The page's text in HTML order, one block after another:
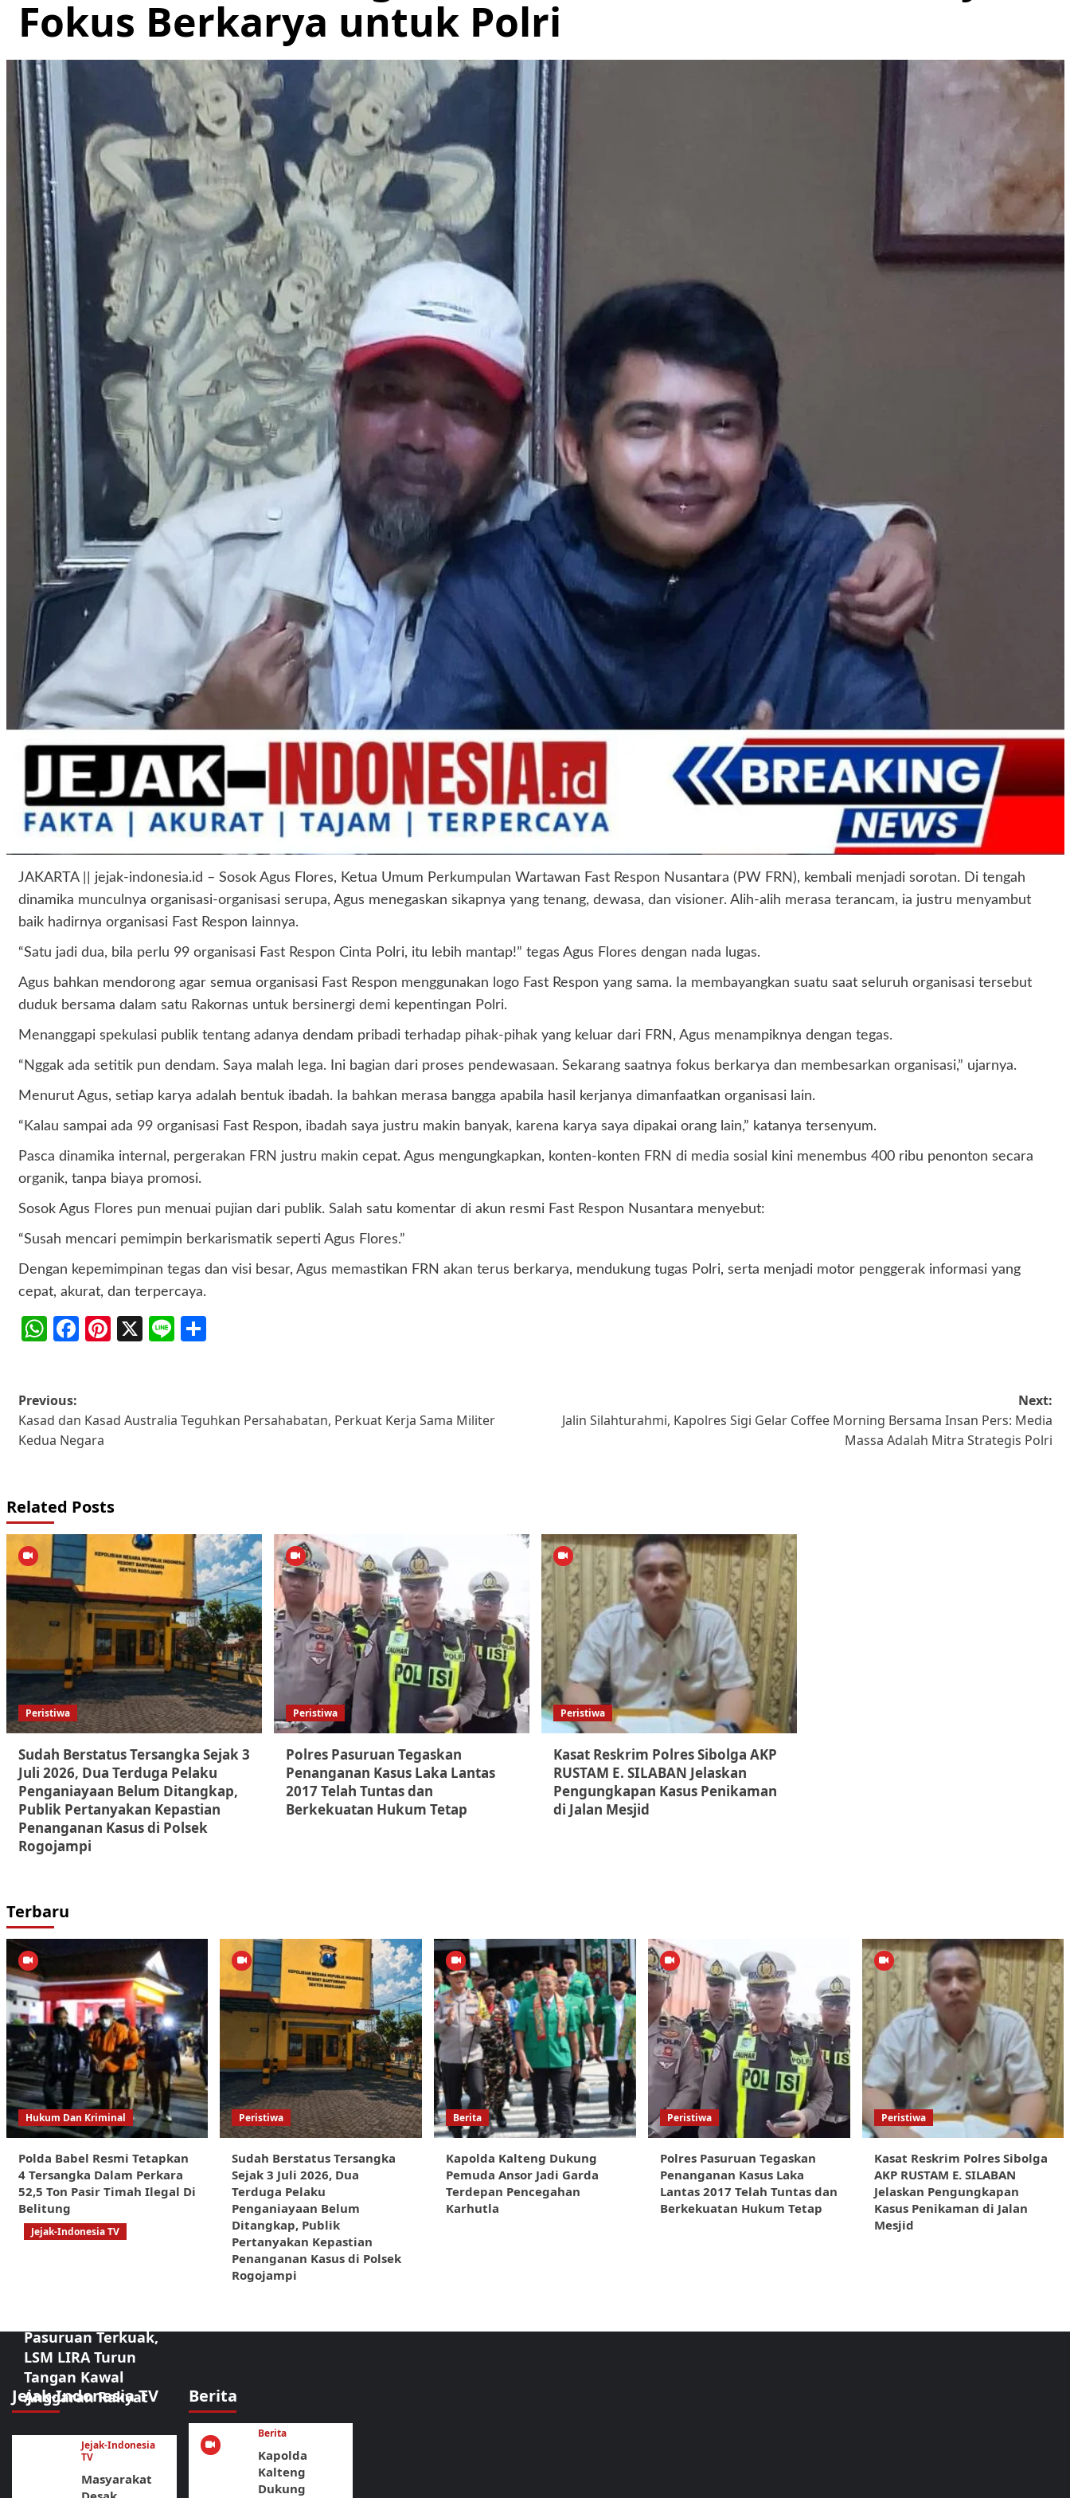
Fokus Berkarya untuk Polri
JAKARTA || jejak-indonesia.id – Sosok Agus Flores, Ketua Umum Perkumpulan Wartawan Fast Respon Nusantara (PW FRN), kembali menjadi sorotan. Di tengah
dinamika munculnya organisasi-organisasi serupa, Agus menegaskan sikapnya yang tenang, dewasa, dan visioner. Alih-alih merasa terancam, ia justru menyambut
baik hadirnya organisasi Fast Respon lainnya.
“Satu jadi dua, bila perlu 99 organisasi Fast Respon Cinta Polri, itu lebih mantap!” tegas Agus Flores dengan nada lugas.
Agus bahkan mendorong agar semua organisasi Fast Respon menggunakan logo Fast Respon yang sama. Ia membayangkan suatu saat seluruh organisasi tersebut
duduk bersama dalam satu Rakornas untuk bersinergi demi kepentingan Polri.
Menanggapi spekulasi publik tentang adanya dendam pribadi terhadap pihak-pihak yang keluar dari FRN, Agus menampiknya dengan tegas.
“Nggak ada setitik pun dendam. Saya malah lega. Ini bagian dari proses pendewasaan. Sekarang saatnya fokus berkarya dan membesarkan organisasi,” ujarnya.
Menurut Agus, setiap karya adalah bentuk ibadah. Ia bahkan merasa bangga apabila hasil kerjanya dimanfaatkan organisasi lain.
“Kalau sampai ada 99 organisasi Fast Respon, ibadah saya justru makin banyak, karena karya saya dipakai orang lain,” katanya tersenyum.
Pasca dinamika internal, pergerakan FRN justru makin cepat. Agus mengungkapkan, konten-konten FRN di media sosial kini menembus 400 ribu penonton secara
organik, tanpa biaya promosi.
Sosok Agus Flores pun menuai pujian dari publik. Salah satu komentar di akun resmi Fast Respon Nusantara menyebut:
“Susah mencari pemimpin berkarismatik seperti Agus Flores.”
Dengan kepemimpinan tegas dan visi besar, Agus memastikan FRN akan terus berkarya, mendukung tugas Polri, serta menjadi motor penggerak informasi yang
cepat, akurat, dan terpercaya.
WhatsApp
Facebook
Pinterest
X Line
Post
navigation
Previous:
Kasad dan Kasad Australia Teguhkan Persahabatan, Perkuat Kerja Sama Militer
Kedua Negara
Next:
Jalin Silahturahmi, Kapolres Sigi Gelar Coffee Morning Bersama Insan Pers: Media
Massa Adalah Mitra Strategis Polri
Related Posts
Peristiwa
Sudah Berstatus Tersangka Sejak 3
Juli 2026, Dua Terduga Pelaku
Penganiayaan Belum Ditangkap,
Publik Pertanyakan Kepastian
Penanganan Kasus di Polsek
Rogojampi
Peristiwa
Polres Pasuruan Tegaskan
Penanganan Kasus Laka Lantas
2017 Telah Tuntas dan
Berkekuatan Hukum Tetap
Peristiwa
Kasat Reskrim Polres Sibolga AKP
RUSTAM E. SILABAN Jelaskan
Pengungkapan Kasus Penikaman
di Jalan Mesjid
Terbaru
Hukum Dan Kriminal
Polda Babel Resmi Tetapkan
4 Tersangka Dalam Perkara
52,5 Ton Pasir Timah Ilegal Di
Belitung
Peristiwa
Sudah Berstatus Tersangka
Sejak 3 Juli 2026, Dua
Terduga Pelaku
Penganiayaan Belum
Ditangkap, Publik
Pertanyakan Kepastian
Penanganan Kasus di Polsek
Rogojampi
Berita
Kapolda Kalteng Dukung
Pemuda Ansor Jadi Garda
Terdepan Pencegahan
Karhutla
Peristiwa
Polres Pasuruan Tegaskan
Penanganan Kasus Laka
Lantas 2017 Telah Tuntas dan
Berkekuatan Hukum Tetap
Peristiwa
Kasat Reskrim Polres Sibolga
AKP RUSTAM E. SILABAN
Jelaskan Pengungkapan
Kasus Penikaman di Jalan
Mesjid
Jejak-Indonesia TV
Jejak-Indonesia TV
Pasuruan Terkuak,
LSM LIRA Turun
Tangan Kawal
Anggaran Rakyat
Jejak-Indonesia
TV
Masyarakat
Berita
Berita
Kapolda
Kalteng
Dukung